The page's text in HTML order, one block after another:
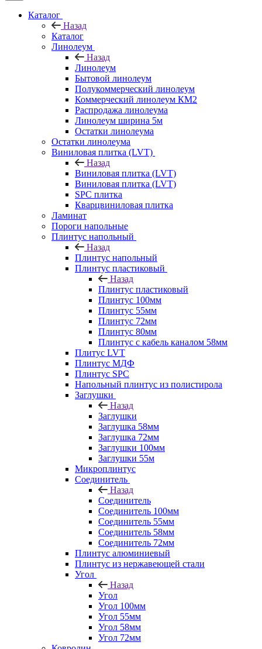
Каталог
Назад
Каталог
Линолеум
Назад
Линолеум
Бытовой линолеум
Полукоммерческий линолеум
Коммерческий линолеум КМ2
Распродажа линолеума
Линолеум ширина 5м
Остатки линолеума
Остатки линолеума
Виниловая плитка (LVT)
Назад
Виниловая плитка (LVT)
Виниловая плитка (LVT)
SPC плитка
Кварцвиниловая плитка
Ламинат
Пороги напольные
Плинтус напольный
Назад
Плинтус напольный
Плинтус пластиковый
Назад
Плинтус пластиковый
Плинтус 100мм
Плинтус 55мм
Плинтус 72мм
Плинтус 80мм
Плинтус с кабель каналом 58мм
Плитус LVT
Плинтус МДФ
Плинтус SPC
Напольный плинтус из полистирола
Заглушки
Назад
Заглушки
Заглушка 58мм
Заглушка 72мм
Заглушки 100мм
Заглушки 55м
Микроплинтус
Соединитель
Назад
Соединитель
Соединитель 100мм
Соединитель 55мм
Соединитель 58мм
Соединитель 72мм
Плинтус алюминиевый
Плинтус из нержавеющей стали
Угол
Назад
Угол
Угол 100мм
Угол 55мм
Угол 58мм
Угол 72мм